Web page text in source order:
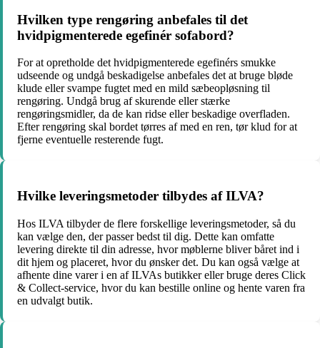
Hvilken type rengøring anbefales til det
hvidpigmenterede egefinér sofabord?
For at opretholde det hvidpigmenterede egefinérs smukke
udseende og undgå beskadigelse anbefales det at bruge bløde
klude eller svampe fugtet med en mild sæbeopløsning til
rengøring. Undgå brug af skurende eller stærke
rengøringsmidler, da de kan ridse eller beskadige overfladen.
Efter rengøring skal bordet tørres af med en ren, tør klud for at
fjerne eventuelle resterende fugt.
Hvilke leveringsmetoder tilbydes af ILVA?
Hos ILVA tilbyder de flere forskellige leveringsmetoder, så du
kan vælge den, der passer bedst til dig. Dette kan omfatte
levering direkte til din adresse, hvor møblerne bliver båret ind i
dit hjem og placeret, hvor du ønsker det. Du kan også vælge at
afhente dine varer i en af ILVAs butikker eller bruge deres Click
& Collect-service, hvor du kan bestille online og hente varen fra
en udvalgt butik.